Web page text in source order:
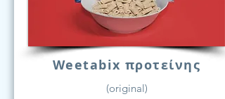
Weetabix προτείνης
(original)